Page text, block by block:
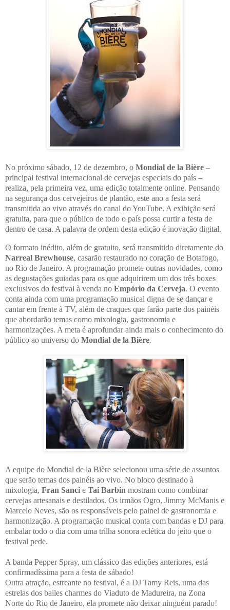
No próximo sábado, 12 de dezembro, o Mondial de la Bière –
principal festival internacional de cervejas especiais do país –
realiza, pela primeira vez, uma edição totalmente online. Pensando
na segurança dos cervejeiros de plantão, este ano a festa será
transmitida ao vivo através do canal do YouTube. A exibição será
gratuita, para que o público de todo o país possa curtir a festa de
dentro de casa. A palavra de ordem desta edição é inovação digital.
O formato inédito, além de gratuito, será transmitido diretamente do
Narreal Brewhouse, casarão restaurado no coração de Botafogo,
no Rio de Janeiro. A programação promete outras novidades, como
as degustações guiadas para os que adquirirem um dos três boxes
exclusivos do festival à venda no Empório da Cerveja. O evento
conta ainda com uma programação musical digna de se dançar e
cantar em frente à TV, além de craques que farão parte dos painéis
que abordarão temas como mixologia, gastronomia e
harmonizações. A meta é aprofundar ainda mais o conhecimento do
público ao universo do Mondial de la Bière.
A equipe do Mondial de la Bière selecionou uma série de assuntos
que serão temas dos painéis ao vivo. No bloco destinado à
mixologia, Fran Sanci e Tai Barbin mostram como combinar
cervejas artesanais e destilados. Os irmãos Ogro, Jimmy McManis e
Marcelo Neves, são os responsáveis pelo painel de gastronomia e
harmonização. A programação musical conta com bandas e DJ para
embalar todo o dia com uma trilha sonora eclética do jeito que o
festival pede.
A banda Pepper Spray, um clássico das edições anteriores, está
confirmadíssima para a festa de sábado!
Outra atração, estreante no festival, é a DJ Tamy Reis, uma das
estrelas dos bailes charmes do Viaduto de Madureira, na Zona
Norte do Rio de Janeiro, ela promete não deixar ninguém parado!